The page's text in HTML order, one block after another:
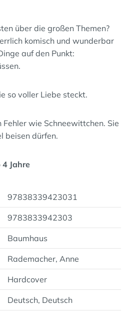
über die großen Themen?
komisch und wunderbar
auf den Punkt:
so voller Liebe steckt.
wie Schneewittchen. Sie
beisen dürfen.
Jahre
97838339423031
9783833942303
Baumhaus
Rademacher, Anne
Hardcover
Deutsch, Deutsch